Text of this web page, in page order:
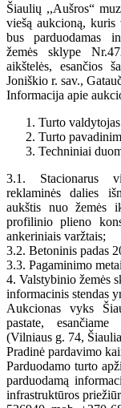
Šiaulių ,,Aušros“
viešą aukcioną,
bus parduodamas
žemės sklype
aikštelės, esančios
Joniškio r. sav.,
Informacija apie
Turto
Turto
Techniniai
3.1. Stacionarus
reklaminės dalies
aukštis nuo žemės
profilinio plieno
ankeriniais varžtais;
3.2. Betoninis padas
3.3. Pagaminimo
4. Valstybinio žemės
informacinis stendas
Aukcionas vyks
pastate,
(Vilniaus g. 74,
Pradinė pardavimo
Parduodamo turto
parduodamą
infrastruktūros